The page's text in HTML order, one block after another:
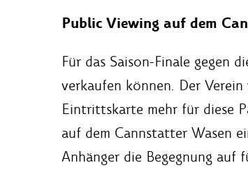
Public Viewing auf dem
Für das Saison-Finale gegen
verkaufen können. Der
Eintrittskarte mehr für diese
auf dem Cannstatter Wasen
Anhänger die Begegnung auf